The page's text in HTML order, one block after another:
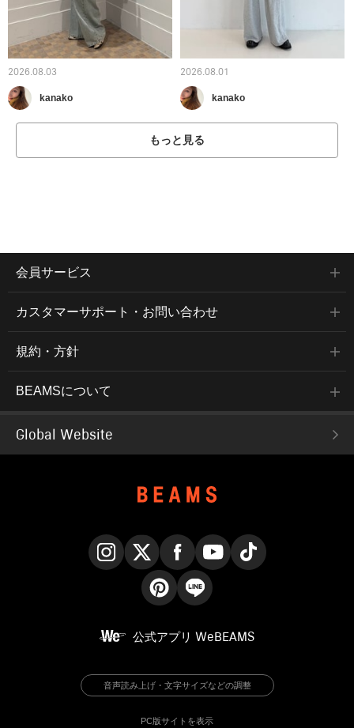
2026.08.03
kanako
2026.08.01
kanako
もっと見る
会員サービス
カスタマーサポート・お問い合わせ
規約・方針
BEAMSについて
Global Website
公式アプリ WeBEAMS
音声読み上げ・文字サイズなどの調整
PC版サイトを表示